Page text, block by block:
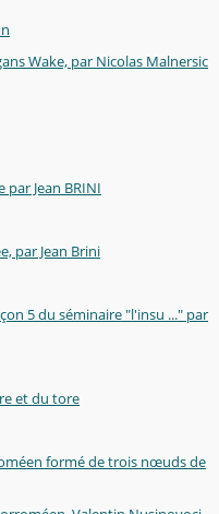
Wake, par Nicolas Malnersic
Jean BRINI
par Jean Brini
5 du séminaire "l'insu ..." par
et du tore
formé de trois nœuds de